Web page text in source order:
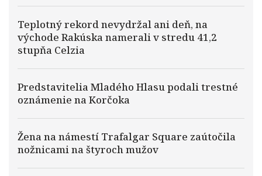
Teplotný rekord nevydržal ani deň, na
východe Rakúska namerali v stredu 41,2
stupňa Celzia
Predstavitelia Mladého Hlasu podali trestné
oznámenie na Korčoka
Žena na námestí Trafalgar Square zaútočila
nožnicami na štyroch mužov